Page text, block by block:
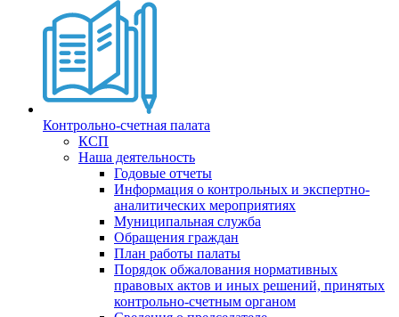
Контрольно-счетная палата
КСП
Наша деятельность
Годовые отчеты
Информация о контрольных и экспертно-
аналитических мероприятиях
Муниципальная служба
Обращения граждан
План работы палаты
Порядок обжалования нормативных
правовых актов и иных решений, принятых
контрольно-счетным органом